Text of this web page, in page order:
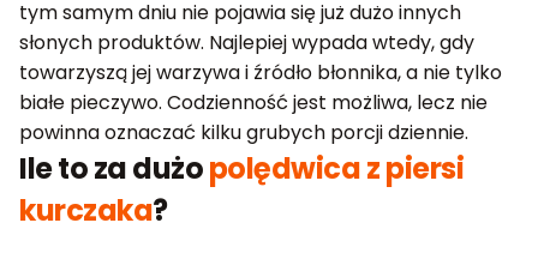
tym samym dniu nie pojawia się już dużo innych
słonych produktów. Najlepiej wypada wtedy, gdy
towarzyszą jej warzywa i źródło błonnika, a nie tylko
białe pieczywo. Codzienność jest możliwa, lecz nie
powinna oznaczać kilku grubych porcji dziennie.
Ile to za dużopolędwica z piersi
kurczaka?